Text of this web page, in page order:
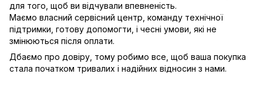
для того, щоб ви відчували впевненість.
Маємо власний сервісний центр, команду технічної
підтримки, готову допомогти, і чесні умови, які не
змінюються після оплати.
Дбаємо про довіру, тому робимо все, щоб ваша покупка
стала початком тривалих і надійних відносин з нами.